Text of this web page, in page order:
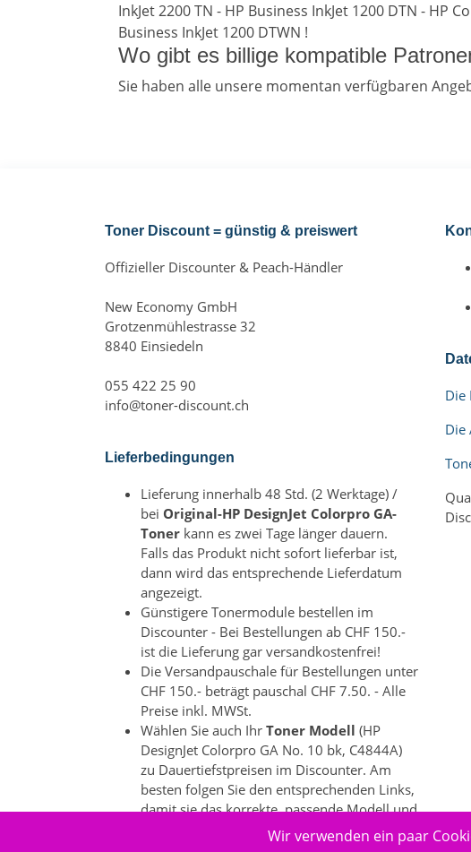
InkJet 2200 TN - HP Business InkJet 1200 DTN - HP
Business InkJet 1200 DTWN !
Wo gibt es billige kompatible
Sie haben alle unsere momentan verfügbaren
Toner Discount = günstig & preiswert
Offizieller Discounter & Peach-Händler
New Economy GmbH
Grotzenmühlestrasse 32
8840 Einsiedeln
055 422 25 90
info@toner-discount.ch
Lieferbedingungen
Lieferung innerhalb 48 Std. (2 Werktage) /
bei Original-HP DesignJet Colorpro GA-
Toner kann es zwei Tage länger dauern.
Falls das Produkt nicht sofort lieferbar ist,
dann wird das entsprechende Lieferdatum
angezeigt.
Günstigere Tonermodule bestellen im
Discounter - Bei Bestellungen ab CHF 150.-
ist die Lieferung gar versandkostenfrei!
Die Versandpauschale für Bestellungen unter
CHF 150.- beträgt pauschal CHF 7.50. - Alle
Preise inkl. MWSt.
Wählen Sie auch Ihr Toner Modell (HP
DesignJet Colorpro GA No. 10 bk, C4844A)
zu Dauertiefstpreisen im Discounter. Am
besten folgen Sie den entsprechenden Links,
damit sie das korrekte, passende Modell und
die dazu passenden Produkte auswählen
Die
Die
Wir verwenden ein paar